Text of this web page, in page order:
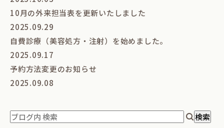
10月の外来担当表を更新いたしました
2025.09.29
自費診療（美容処方・注射）を始めました。
2025.09.17
予約方法変更のお知らせ
2025.09.08